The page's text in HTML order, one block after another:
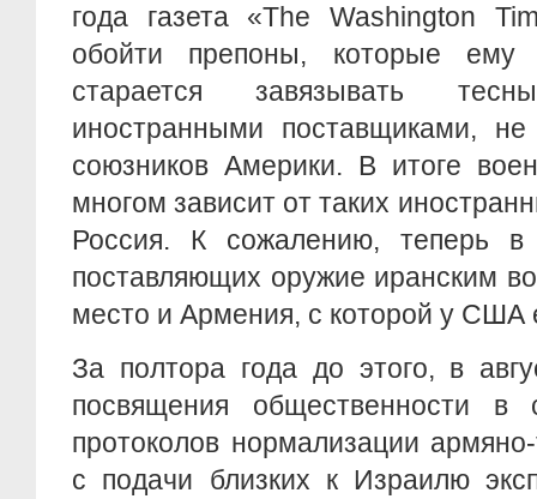
года газета «The Washington
обойти препоны, которые
старается завязывать
иностранными поставщиками,
союзников Америки. В итоге
многом зависит от таких
Россия. К сожалению, теперь в
поставляющих оружие иранским
место и Армения, с которой у США
За полтора года до этого, в
посвящения общественности в
протоколов нормализации
с подачи близких к Израилю